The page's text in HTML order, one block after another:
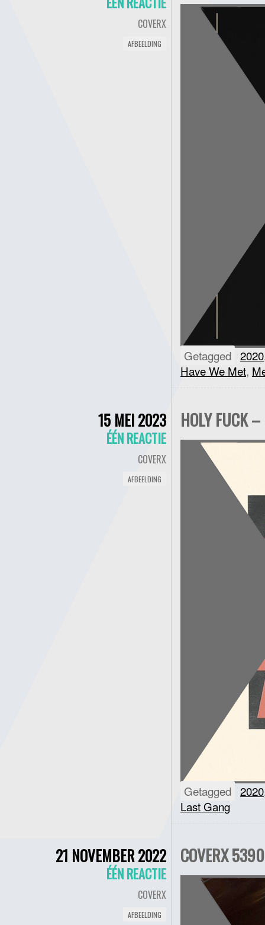
COVERX
AFBEELDING
Getagged 2020
Have We Met,
15 MEI 2023
ÉÉN REACTIE
COVERX
AFBEELDING
HOLY FUCK
Getagged 2020
Last Gang
21 NOVEMBER 2022
ÉÉN REACTIE
COVERX
AFBEELDING
COVERX